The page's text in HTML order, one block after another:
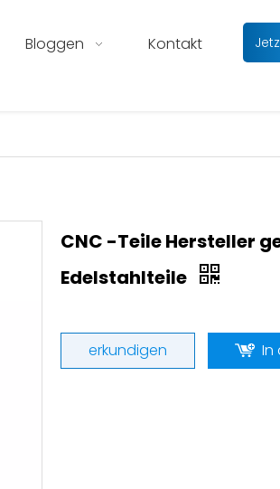
Bloggen Kontakt
CNC -Teile Hersteller
Edelstahlteile
erkundigen In